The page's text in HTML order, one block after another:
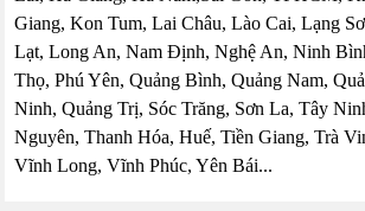
Giang, Kon Tum, Lai Châu, Lào Cai, Lạng
Lạt, Long An, Nam Định, Nghệ An, Ninh
Thọ, Phú Yên, Quảng Bình, Quảng Nam,
Ninh, Quảng Trị, Sóc Trăng, Sơn La, Tây
Nguyên, Thanh Hóa, Huế, Tiền Giang, Trà
Vĩnh Long, Vĩnh Phúc, Yên Bái...